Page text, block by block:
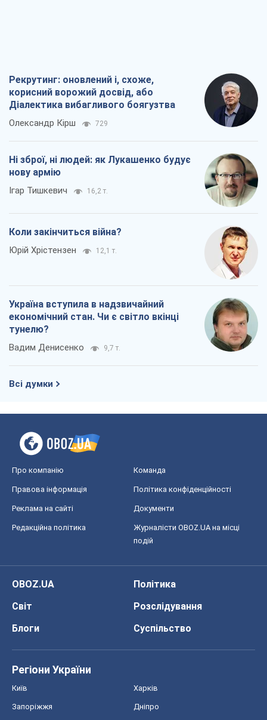
Рекрутинг: оновлений і, схоже,
корисний ворожий досвід, або
Діалектика вибагливого боягузтва
Олександр Кірш 729
Ні зброї, ні людей: як Лукашенко будує
нову армію
Ігар Тишкевич 16,2 т.
Коли закінчиться війна?
Юрій Хрістензен 12,1 т.
Україна вступила в надзвичайний
економічний стан. Чи є світло вкінці
тунелю?
Вадим Денисенко 9,7 т.
Всі думки
Про компанію Команда
Правова інформація Політика конфіденційності
Реклама на сайті Документи
Редакційна політика
Журналісти OBOZ.UA на місці
подій
OBOZ.UA
Політика
Світ
Розслідування
Блоги
Суспільство
Регіони України
Київ Харків
Запоріжжя Дніпро